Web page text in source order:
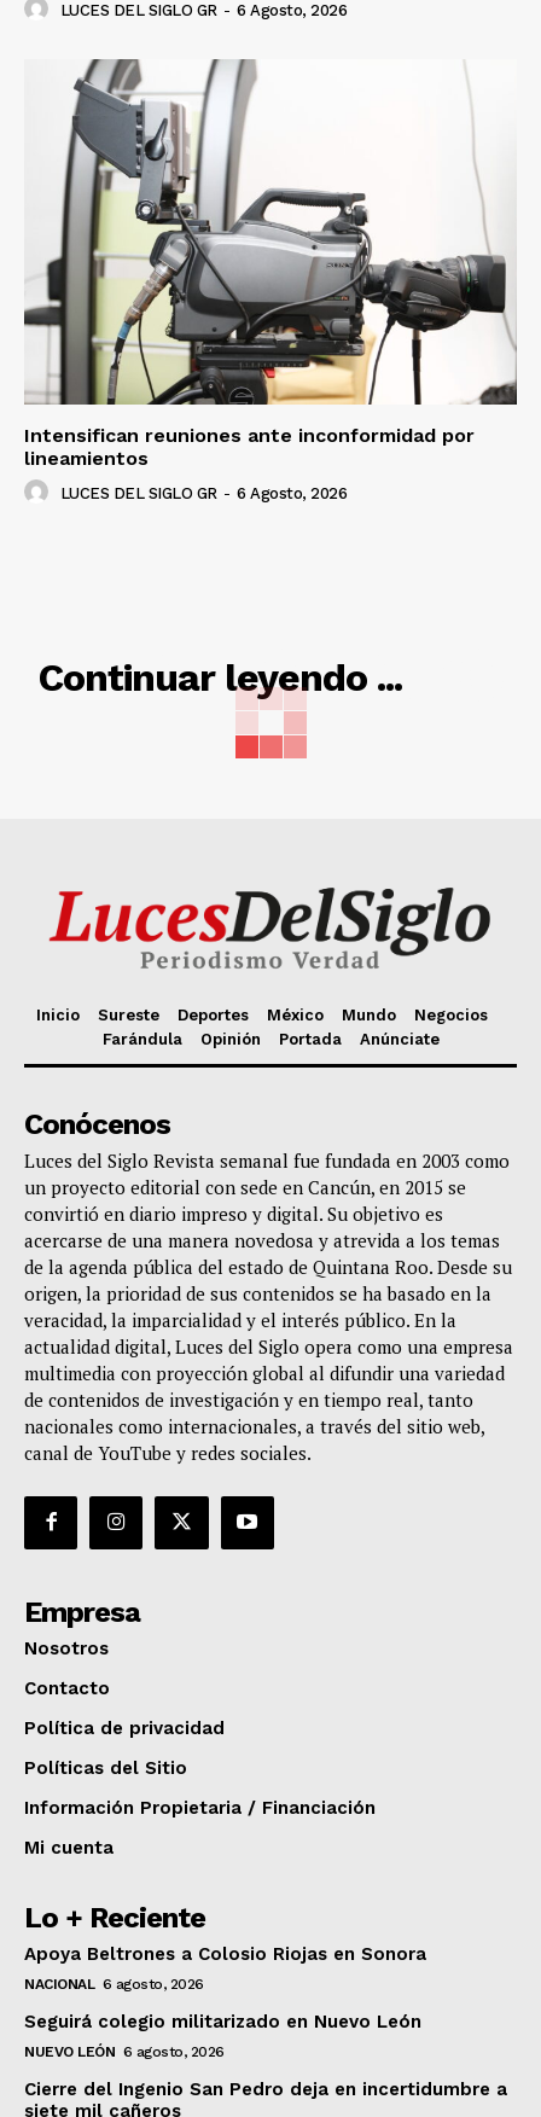
LUCES DEL SIGLO GR - 6 Agosto, 2026
Intensifican reuniones ante inconformidad por
lineamientos
LUCES DEL SIGLO GR - 6 Agosto, 2026
Continuar leyendo ...
RELACIONADO
Inicio Sureste Deportes México Mundo
Negocios
Farándula
Opinión Portada Anúnciate
Conócenos
Luces del Siglo Revista semanal fue fundada en 2003 como
un proyecto editorial con sede en Cancún, en 2015 se
convirtió en diario impreso y digital. Su objetivo es
acercarse de una manera novedosa y atrevida a los temas
de la agenda pública del estado de Quintana Roo. Desde su
origen, la prioridad de sus contenidos se ha basado en la
veracidad, la imparcialidad y el interés público. En la
actualidad digital, Luces del Siglo opera como una empresa
multimedia con proyección global al difundir una variedad
de contenidos de investigación y en tiempo real, tanto
nacionales como internacionales, a través del sitio web,
canal de YouTube y redes sociales.
Empresa
Nosotros
Contacto
Política de privacidad
Políticas del Sitio
Información Propietaria / Financiación
Mi cuenta
Lo + Reciente
Apoya Beltrones a Colosio Riojas en Sonora
NACIONAL 6 agosto, 2026
Seguirá colegio militarizado en Nuevo León
NUEVO LEÓN 6 agosto, 2026
Cierre del Ingenio San Pedro deja en incertidumbre a
siete mil cañeros